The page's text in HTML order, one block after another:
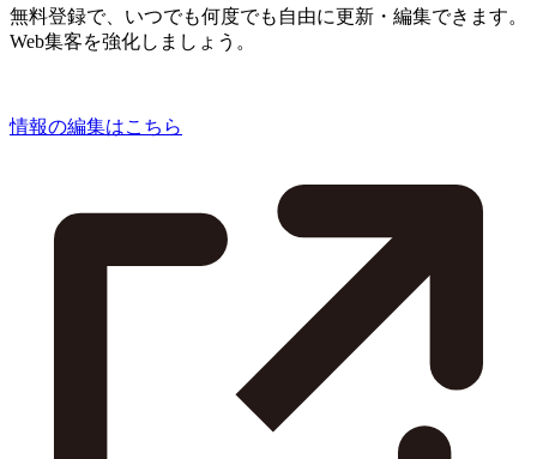
無料登録で、いつでも何度でも自由に更新・編集できます。
Web集客を強化しましょう。
情報の編集はこちら